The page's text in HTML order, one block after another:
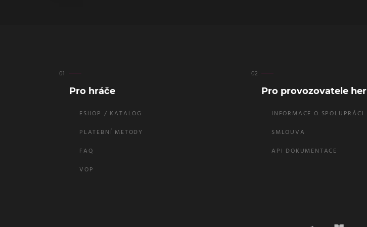
Pro hráče
ESHOP / KATALOG
PLATEBNÍ METODY
FAQ
VOP
Pro provozovatele her
INFORMACE O SPOLUPRÁCI
SMLOUVA
API DOKUMENTACE